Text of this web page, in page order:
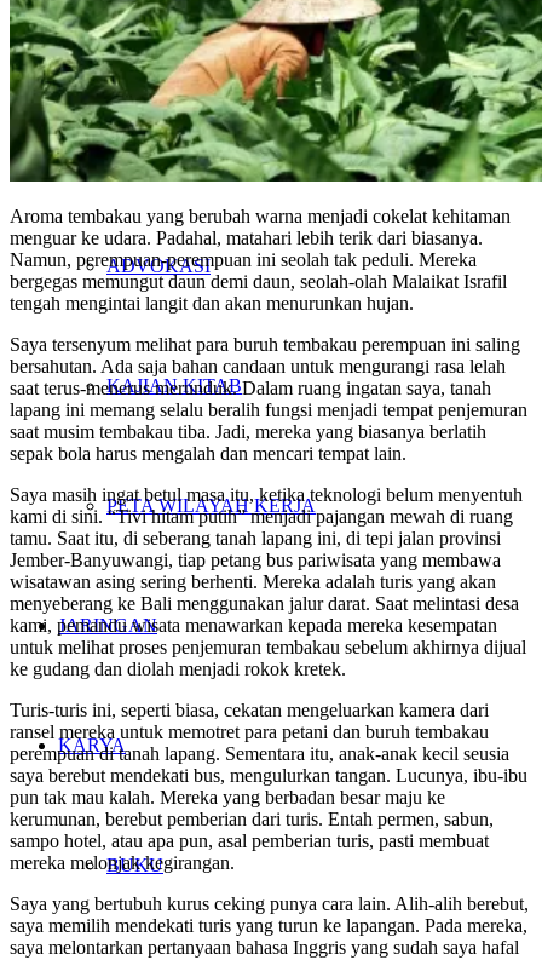
PENELITIAN
PENDIDIKAN KRITIS
ADVOKASI
KAJIAN KITAB
PETA WILAYAH KERJA
JARINGAN
KARYA
BUKU
Aroma tembakau yang berubah warna menjadi cokelat kehitaman
menguar ke udara. Padahal, matahari lebih terik dari biasanya.
Namun, perempuan-perempuan ini seolah tak peduli. Mereka
bergegas memungut daun demi daun, seolah-olah Malaikat Israfil
tengah mengintai langit dan akan menurunkan hujan.
Saya tersenyum melihat para buruh tembakau perempuan ini saling
bersahutan. Ada saja bahan candaan untuk mengurangi rasa lelah
saat terus-menerus merunduk. Dalam ruang ingatan saya, tanah
lapang ini memang selalu beralih fungsi menjadi tempat penjemuran
saat musim tembakau tiba. Jadi, mereka yang biasanya berlatih
sepak bola harus mengalah dan mencari tempat lain.
Saya masih ingat betul masa itu, ketika teknologi belum menyentuh
kami di sini. “Tivi hitam putih” menjadi pajangan mewah di ruang
tamu. Saat itu, di seberang tanah lapang ini, di tepi jalan provinsi
Jember-Banyuwangi, tiap petang bus pariwisata yang membawa
wisatawan asing sering berhenti. Mereka adalah turis yang akan
menyeberang ke Bali menggunakan jalur darat. Saat melintasi desa
kami, pemandu wisata menawarkan kepada mereka kesempatan
untuk melihat proses penjemuran tembakau sebelum akhirnya dijual
ke gudang dan diolah menjadi rokok kretek.
Turis-turis ini, seperti biasa, cekatan mengeluarkan kamera dari
ransel mereka untuk memotret para petani dan buruh tembakau
perempuan di tanah lapang. Sementara itu, anak-anak kecil seusia
saya berebut mendekati bus, mengulurkan tangan. Lucunya, ibu-ibu
pun tak mau kalah. Mereka yang berbadan besar maju ke
kerumunan, berebut pemberian dari turis. Entah permen, sabun,
sampo hotel, atau apa pun, asal pemberian turis, pasti membuat
mereka melonjak kegirangan.
Saya yang bertubuh kurus ceking punya cara lain. Alih-alih berebut,
saya memilih mendekati turis yang turun ke lapangan. Pada mereka,
saya melontarkan pertanyaan bahasa Inggris yang sudah saya hafal